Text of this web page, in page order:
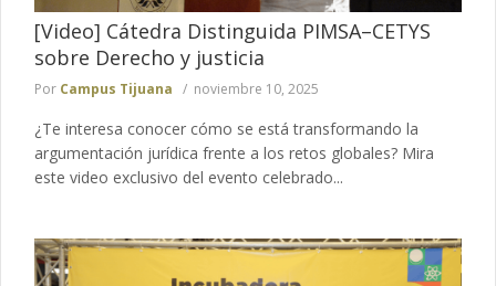
[Video] Cátedra Distinguida PIMSA–CETYS
sobre Derecho y justicia
Por Campus Tijuana noviembre 10, 2025
¿Te interesa conocer cómo se está transformando la
argumentación jurídica frente a los retos globales? Mira
este video exclusivo del evento celebrado...